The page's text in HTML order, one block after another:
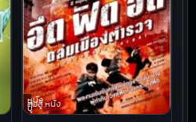
หนัง
ต่อสู้,หนัง
บู๊